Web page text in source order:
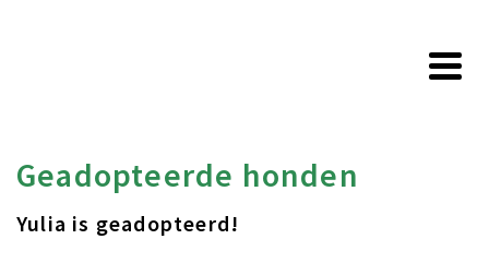
Geadopteerde honden
Yulia is geadopteerd!